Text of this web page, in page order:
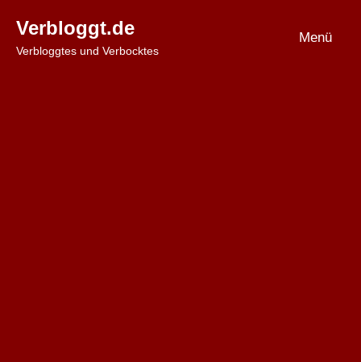
Inhalt
springen
Verbloggt.de
Verbloggtes und Verbocktes
Menü